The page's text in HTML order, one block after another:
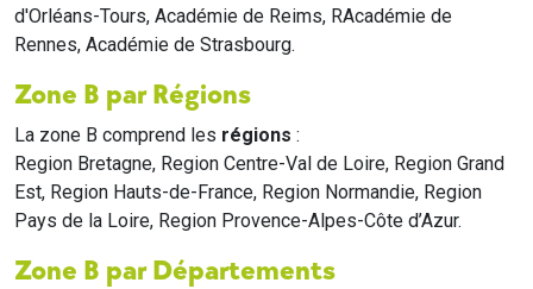
d'Orléans-Tours, Académie de Reims, RAcadémie de
Rennes, Académie de Strasbourg.
Zone B par Régions
La zone B comprend les régions :
Region Bretagne, Region Centre-Val de Loire, Region Grand
Est, Region Hauts-de-France, Region Normandie, Region
Pays de la Loire, Region Provence-Alpes-Côte d’Azur.
Zone B par Départements